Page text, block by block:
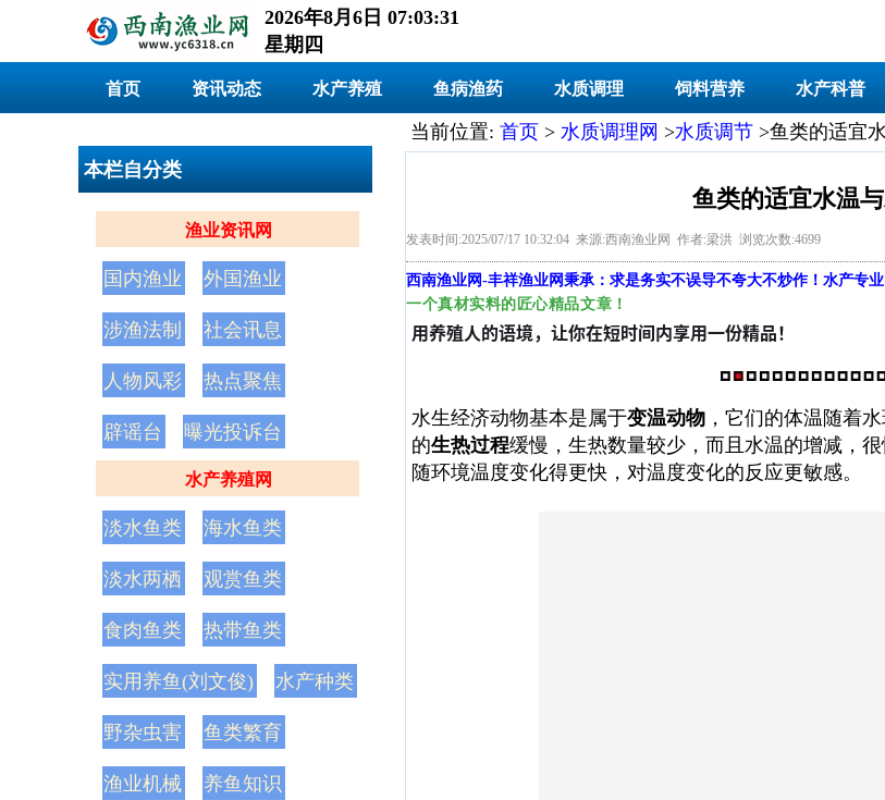
2026年8月6日 07:03:32
星期四
首页 资讯动态 水产养殖 鱼病渔药 水质调理 饲料营养 水产科普
本栏自分类
渔业资讯网
国内渔业 外国渔业
涉渔法制 社会讯息
人物风彩 热点聚焦
辟谣台 曝光投诉台
水产养殖网
淡水鱼类 海水鱼类
淡水两栖 观赏鱼类
食肉鱼类 热带鱼类
实用养鱼(刘文俊) 水产种类
野杂虫害 鱼类繁育
渔业机械 养鱼知识
当前位置: 首页 > 水质调理网 >水质调节 >鱼类的适宜
鱼类的适宜水温
发表时间:2025/07/17 10:32:04 来源:西南渔业网 作者:梁洪 浏览次数:4699
西南渔业网-丰祥渔业网秉承：求是务实不误导不夸大不炒作！水产专
一个真材实料的匠心精品文章！
用养殖人的语境，让你在短时间内享用一份精品！
水生经济动物基本是属于变温动物 ，它们的体温随着
的生热过程缓慢，生热数量较少，而且水温的增减，
随环境温度变化得更快，对温度变化的反应更敏感。